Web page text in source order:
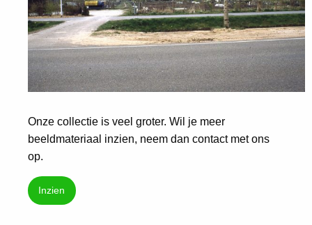
Onze collectie is veel groter. Wil je meer
beeldmateriaal inzien, neem dan contact met ons
op.
Inzien